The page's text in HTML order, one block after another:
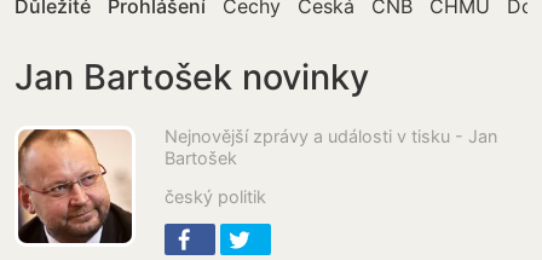
Důležité Prohlášení Čechy Česká ČNB ČHMÚ
Jan Bartošek novinky
Nejnovější zprávy a události v tisku - Jan
Bartošek
český politik